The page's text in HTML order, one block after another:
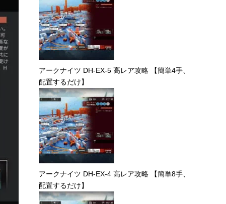
アークナイツ DH-EX-5 高レア攻略 【簡単4手、
配置するだけ】
アークナイツ DH-EX-4 高レア攻略 【簡単8手、
配置するだけ】